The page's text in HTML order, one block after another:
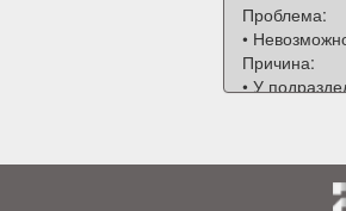
Проблема:
•
Причина:
• У
• Выгрузка
•